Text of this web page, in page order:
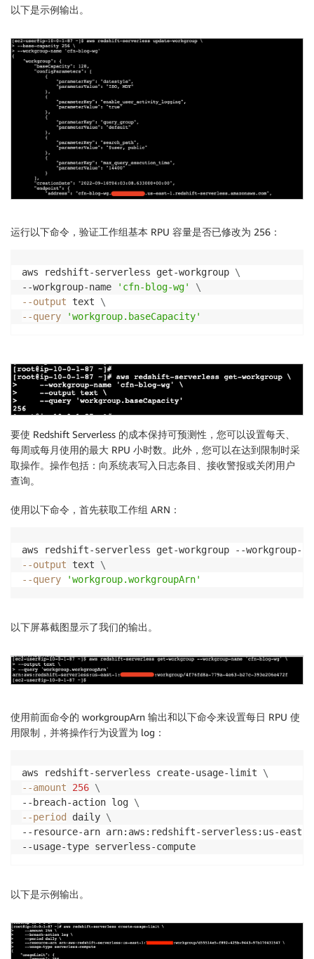
以下是示例输出。
运行以下命令，验证工作组基本 RPU 容量是否已修改为 256：
aws redshift-serverless get-workgroup \
--workgroup-name
'cfn-blog-wg'
\
--output text \
--query
'workgroup.baseCapacity'
要使 Redshift Serverless 的成本保持可预测性，您可以设置每天、
每周或每月使用的最大 RPU 小时数。此外，您可以在达到限制时采
取操作。操作包括：向系统表写入日志条目、接收警报或关闭用户
查询。
使用以下命令，首先获取工作组 ARN：
aws redshift-serverless get-workgroup --workgroup-
--output text \
--query
'workgroup.workgroupArn'
以下屏幕截图显示了我们的输出。
使用前面命令的 workgroupArn 输出和以下命令来设置每日 RPU 使
用限制，并将操作行为设置为 log：
aws redshift-serverless create-usage-limit \
--amount
256 \
--breach-action log \
--period daily \
--resource-arn arn:aws:redshift-serverless:us-east-
--usage-type serverless-compute
以下是示例输出。